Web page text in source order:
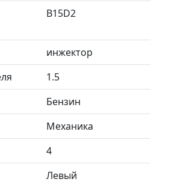
B15D2
инжектор
1.5
Бензин
Механика
4
Левый